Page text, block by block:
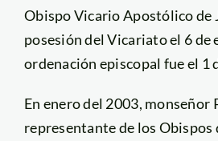
Obispo Vicario Apostólico de
posesión del Vicariato el 6 de
ordenación episcopal fue el 1
En enero del 2003, monseñor
representante de los Obispos